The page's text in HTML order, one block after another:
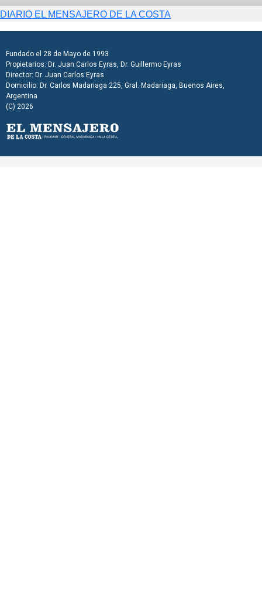
DIARIO EL MENSAJERO DE LA COSTA
Fundado el 28 de Mayo de 1993
Propietarios: Dr. Juan Carlos Eyras, Dr. Guillermo Eyras
Director: Dr. Juan Carlos Eyras
Domicilio: Dr. Carlos Madariaga 225, Gral. Madariaga, Buenos Aires,
Argentina
(C) 2026